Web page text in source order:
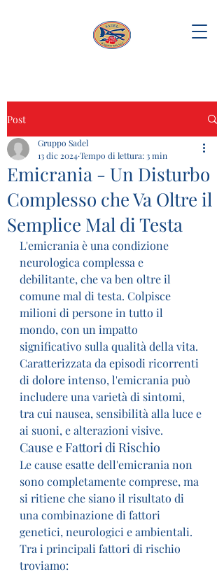
Post
Emicrania - Un Disturbo
Complesso che Va Oltre il
Semplice Mal di Testa
Gruppo Sadel
13 dic 2024Tempo di lettura: 3 min
L'emicrania è una condizione
neurologica complessa e
debilitante, che va ben oltre il
comune mal di testa. Colpisce
milioni di persone in tutto il
mondo, con un impatto
significativo sulla qualità della vita.
Caratterizzata da episodi ricorrenti
di dolore intenso, l'emicrania può
includere una varietà di sintomi,
tra cui nausea, sensibilità alla luce e
ai suoni, e alterazioni visive.
Cause e Fattori di Rischio
Le cause esatte dell'emicrania non
sono completamente comprese, ma
si ritiene che siano il risultato di
una combinazione di fattori
genetici, neurologici e ambientali.
Tra i principali fattori di rischio
troviamo: